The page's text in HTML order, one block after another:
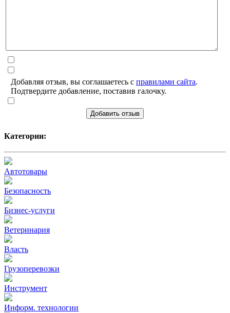
Добавляя отзыв, вы соглашаетесь с правилами сайта.
Подтвердите добавление, поставив галочку.
Добавить отзыв
Категории:
Автотовары
Безопасность
Бизнес-услуги
Ветеринария
Власть
Грузоперевозки
Инструмент
Информ. технологии